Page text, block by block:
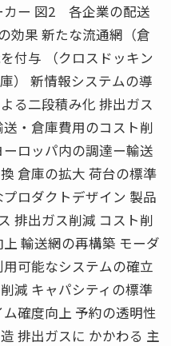
カー 図2 各企業の配送
効果 新たな流通網（倉
付与 （クロスドッキン
） 新情報システムの導
る二段積み化 排出ガス
・倉庫費用のコスト削
ロッパ内の調達ー輸送
倉庫の拡大 荷台の標準
ロダクトデザイン 製品
排出ガス削減 コスト削
輸送網の再構築 モーダ
可能なシステムの確立
減 キャパシティの標準
確度向上 予約の透明性
出ガスに かかわる 主